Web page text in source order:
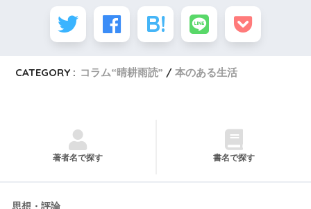
CATEGORY : コラム“晴耕雨読” 本のある生活
著者名で探す 書名で探す
思想・評論